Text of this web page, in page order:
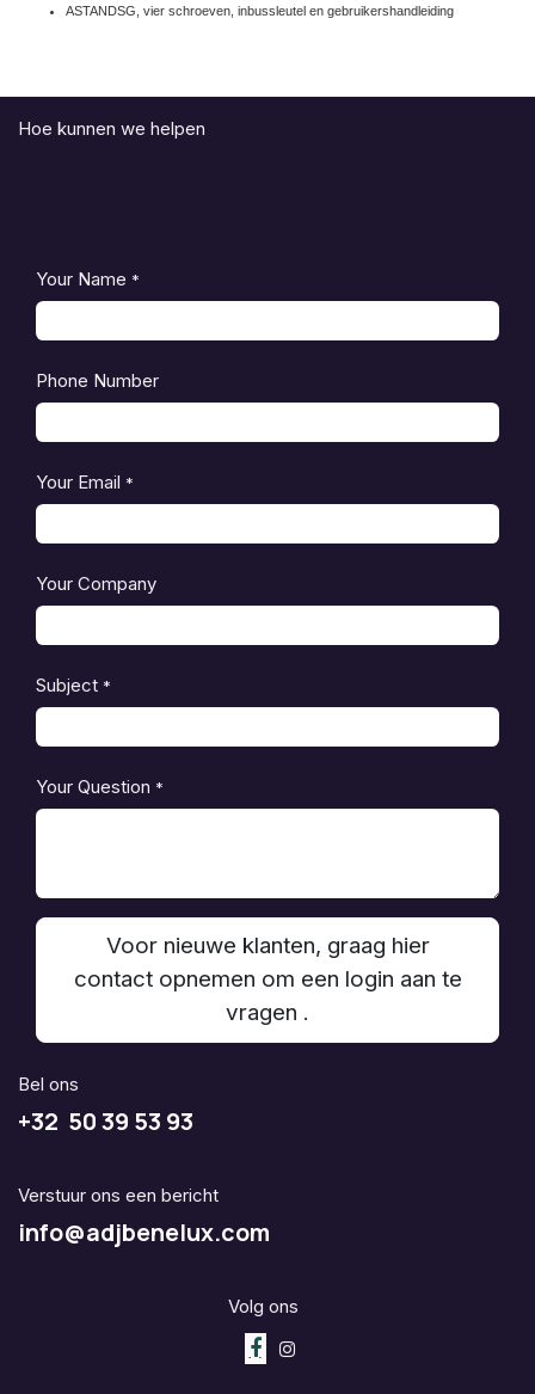
ASTANDSG, vier schroeven, inbussleutel en gebruikershandleiding
Hoe kunnen we helpen
Your Name *
Phone Number
Your Email *
Your Company
Subject *
Your Question *
Voor nieuwe klanten, graag hier
contact opnemen om een login aan te
vragen .
Bel ons
+32 50 39 53 93
Verstuur ons een bericht
info@adjbenelux.com
Volg ons